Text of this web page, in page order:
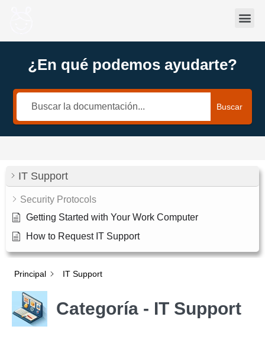
¿En qué podemos ayudarte?
Buscar
IT Support
Security Protocols
Getting Started with Your Work Computer
How to Request IT Support
Principal IT Support
Categoría - IT Support